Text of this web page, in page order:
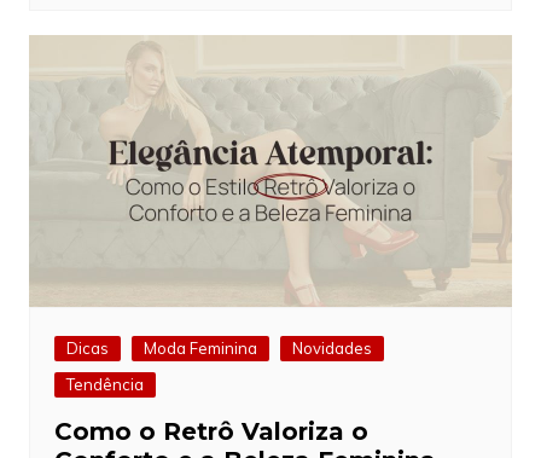
Dicas Moda Feminina
Novidades
Tendência
Como o Retrô Valoriza o